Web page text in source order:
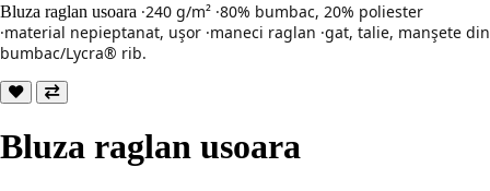
Bluza raglan usoara ·240 g/m² ·80% bumbac, 20% poliester
·material nepieptanat, uşor ·maneci raglan ·gat, talie, manşete din
bumbac/Lycra® rib.
Bluza raglan usoara